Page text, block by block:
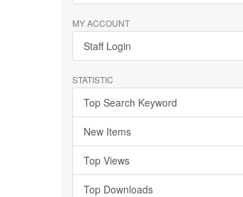
MY ACCOUNT
Staff Login
STATISTIC
Top Search Keyword
New Items
Top Views
Top Downloads